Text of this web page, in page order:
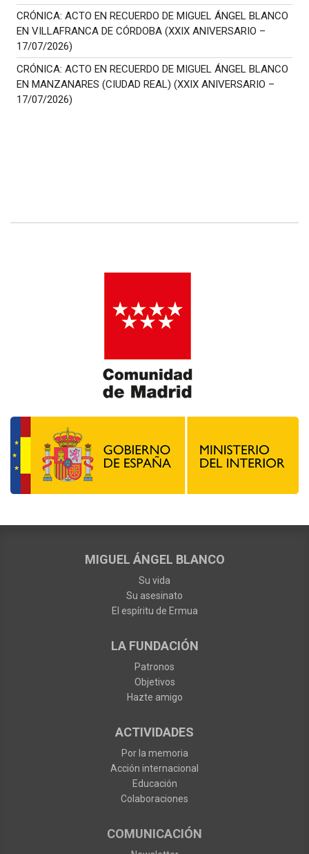
CRÓNICA: ACTO EN RECUERDO DE MIGUEL ÁNGEL BLANCO
EN VILLAFRANCA DE CÓRDOBA (XXIX ANIVERSARIO –
17/07/2026)
CRÓNICA: ACTO EN RECUERDO DE MIGUEL ÁNGEL BLANCO
EN MANZANARES (CIUDAD REAL) (XXIX ANIVERSARIO –
17/07/2026)
MIGUEL ÁNGEL BLANCO
Su vida
Su asesinato
El espíritu de Ermua
LA FUNDACIÓN
Patronos
Objetivos
Hazte amigo
ACTIVIDADES
Por la memoria
Acción internacional
Educación
Colaboraciones
COMUNICACIÓN